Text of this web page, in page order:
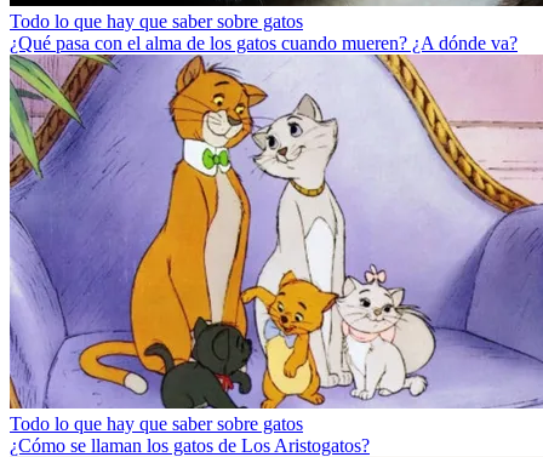
Todo lo que hay que saber sobre gatos
¿Qué pasa con el alma de los gatos cuando mueren? ¿A dónde va?
Todo lo que hay que saber sobre gatos
¿Cómo se llaman los gatos de Los Aristogatos?